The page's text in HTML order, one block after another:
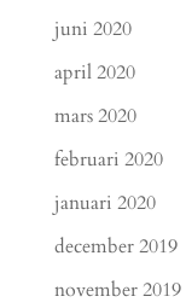
juni 2020
april 2020
mars 2020
februari 2020
januari 2020
december 2019
november 2019